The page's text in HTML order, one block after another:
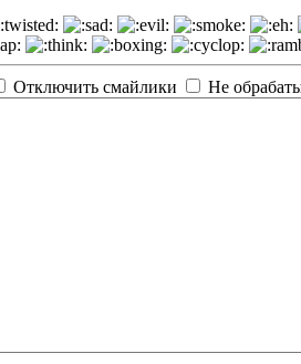
Отключить смайлики Не